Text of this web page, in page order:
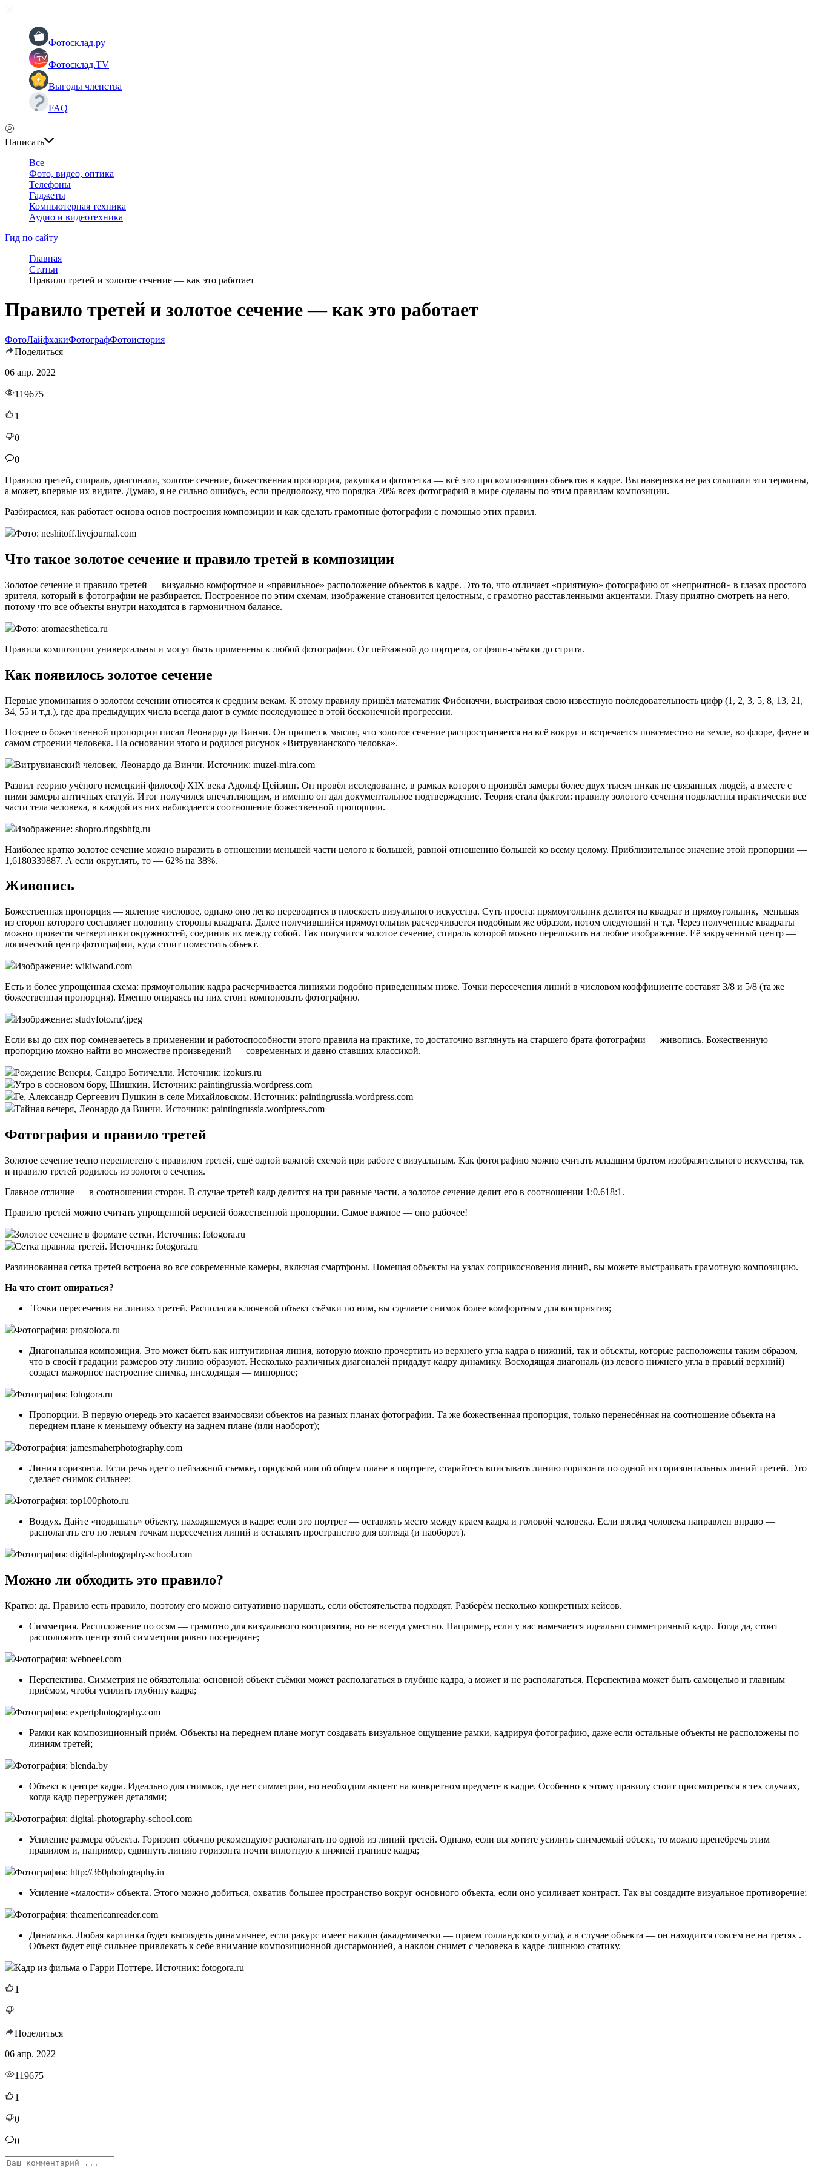
Фотосклад.ру
Фотосклад.TV
Выгоды членства
FAQ
Написать
Все
Фото, видео, оптика
Телефоны
Гаджеты
Компьютерная техника
Аудио и видеотехника
Гид по сайту
Главная
Статьи
Правило третей и золотое сечение — как это работает
Правило третей и золотое сечение — как это работает
ФотоЛайфхакиФотографФотоистория
Поделиться
06 апр. 2022
119675
1
0
0
Правило третей, спираль, диагонали, золотое сечение, божественная пропорция, ракушка и фотосетка — всё это про композицию объектов в кадре. Вы наверняка не раз слышали эти термины,
а может, впервые их видите. Думаю, я не сильно ошибусь, если предположу, что порядка 70% всех фотографий в мире сделаны по этим правилам композиции.
Разбираемся, как работает основа основ построения композиции и как сделать грамотные фотографии с помощью этих правил.
Фото: neshitoff.livejournal.com
Что такое золотое сечение и правило третей в композиции
Золотое сечение и правило третей — визуально комфортное и «правильное» расположение объектов в кадре. Это то, что отличает «приятную» фотографию от «неприятной» в глазах простого
зрителя, который в фотографии не разбирается. Построенное по этим схемам, изображение становится целостным, с грамотно расставленными акцентами. Глазу приятно смотреть на него,
потому что все объекты внутри находятся в гармоничном балансе.
Фото: aromaesthetica.ru
Правила композиции универсальны и могут быть применены к любой фотографии. От пейзажной до портрета, от фэшн-съёмки до стрита.
Как появилось золотое сечение
Первые упоминания о золотом сечении относятся к средним векам. К этому правилу пришёл математик Фибоначчи, выстраивая свою известную последовательность цифр (1, 2, 3, 5, 8, 13, 21,
34, 55 и т.д.), где два предыдущих числа всегда дают в сумме последующее в этой бесконечной прогрессии.
Позднее о божественной пропорции писал Леонардо да Винчи. Он пришел к мысли, что золотое сечение распространяется на всё вокруг и встречается повсеместно на земле, во флоре, фауне и
самом строении человека. На основании этого и родился рисунок «Витрувианского человка».
Витрувианский человек, Леонардо да Винчи. Источник: muzei-mira.com
Развил теорию учёного немецкий философ XIX века Адольф Цейзинг. Он провёл исследование, в рамках которого произвёл замеры более двух тысяч никак не связанных людей, а вместе с
ними замеры античных статуй. Итог получился впечатляющим, и именно он дал документальное подтверждение. Теория стала фактом: правилу золотого сечения подвластны практически все
части тела человека, в каждой из них наблюдается соотношение божественной пропорции.
Изображение: shopro.ringsbhfg.ru
Наиболее кратко золотое сечение можно выразить в отношении меньшей части целого к большей, равной отношению большей ко всему целому. Приблизительное значение этой пропорции —
1,6180339887. А если округлять, то — 62% на 38%.
Живопись
Божественная пропорция — явление числовое, однако оно легко переводится в плоскость визуального искусства. Суть проста: прямоугольник делится на квадрат и прямоугольник, меньшая
из сторон которого составляет половину стороны квадрата. Далее получившийся прямоугольник расчерчивается подобным же образом, потом следующий и т.д. Через полученные квадраты
можно провести четвертинки окружностей, соединив их между собой. Так получится золотое сечение, спираль которой можно переложить на любое изображение. Её закрученный центр —
логический центр фотографии, куда стоит поместить объект.
Изображение: wikiwand.com
Есть и более упрощённая схема: прямоугольник кадра расчерчивается линиями подобно приведенным ниже. Точки пересечения линий в числовом коэффициенте составят 3/8 и 5/8 (та же
божественная пропорция). Именно опираясь на них стоит компоновать фотографию.
Изображение: studyfoto.ru/.jpeg
Если вы до сих пор сомневаетесь в применении и работоспособности этого правила на практике, то достаточно взглянуть на старшего брата фотографии — живопись. Божественную
пропорцию можно найти во множестве произведений — современных и давно ставших классикой.
Рождение Венеры, Сандро Ботичелли. Источник: izokurs.ru
Утро в сосновом бору, Шишкин. Источник: paintingrussia.wordpress.com
Ге, Александр Сергеевич Пушкин в селе Михайловском. Источник: paintingrussia.wordpress.com
Тайная вечеря, Леонардо да Винчи. Источник: paintingrussia.wordpress.com
Фотография и правило третей
Золотое сечение тесно переплетено с правилом третей, ещё одной важной схемой при работе с визуальным. Как фотографию можно считать младшим братом изобразительного искусства, так
и правило третей родилось из золотого сечения.
Главное отличие — в соотношении сторон. В случае третей кадр делится на три равные части, а золотое сечение делит его в соотношении 1:0.618:1.
Правило третей можно считать упрощенной версией божественной пропорции. Самое важное — оно рабочее!
Золотое сечение в формате сетки. Источник: fotogora.ru
Сетка правила третей. Источник: fotogora.ru
Разлинованная сетка третей встроена во все современные камеры, включая смартфоны. Помещая объекты на узлах соприкосновения линий, вы можете выстраивать грамотную композицию.
На что стоит опираться?
Точки пересечения на линиях третей. Располагая ключевой объект съёмки по ним, вы сделаете снимок более комфортным для восприятия;
Фотография: prostoloca.ru
Диагональная композиция. Это может быть как интуитивная линия, которую можно прочертить из верхнего угла кадра в нижний, так и объекты, которые расположены таким образом,
что в своей градации размеров эту линию образуют. Несколько различных диагоналей придадут кадру динамику. Восходящая диагональ (из левого нижнего угла в правый верхний)
создаст мажорное настроение снимка, нисходящая — минорное;
Фотография: fotogora.ru
Пропорции. В первую очередь это касается взаимосвязи объектов на разных планах фотографии. Та же божественная пропорция, только перенесённая на соотношение объекта на
переднем плане к меньшему объекту на заднем плане (или наоборот);
Фотография: jamesmaherphotography.com
Линия горизонта. Если речь идет о пейзажной съемке, городской или об общем плане в портрете, старайтесь вписывать линию горизонта по одной из горизонтальных линий третей. Это
сделает снимок сильнее;
Фотография: top100photo.ru
Воздух. Дайте «подышать» объекту, находящемуся в кадре: если это портрет — оставлять место между краем кадра и головой человека. Если взгляд человека направлен вправо —
располагать его по левым точкам пересечения линий и оставлять пространство для взгляда (и наоборот).
Фотография: digital-photography-school.com
Можно ли обходить это правило?
Кратко: да. Правило есть правило, поэтому его можно ситуативно нарушать, если обстоятельства подходят. Разберём несколько конкретных кейсов.
Симметрия. Расположение по осям — грамотно для визуального восприятия, но не всегда уместно. Например, если у вас намечается идеально симметричный кадр. Тогда да, стоит
расположить центр этой симметрии ровно посередине;
Фотография: webneel.com
Перспектива. Симметрия не обязательна: основной объект съёмки может располагаться в глубине кадра, а может и не располагаться. Перспектива может быть самоцелью и главным
приёмом, чтобы усилить глубину кадра;
Фотография: expertphotography.com
Рамки как композиционный приём. Объекты на переднем плане могут создавать визуальное ощущение рамки, кадрируя фотографию, даже если остальные объекты не расположены по
линиям третей;
Фотография: blenda.by
Объект в центре кадра. Идеально для снимков, где нет симметрии, но необходим акцент на конкретном предмете в кадре. Особенно к этому правилу стоит присмотреться в тех случаях,
когда кадр перегружен деталями;
Фотография: digital-photography-school.com
Усиление размера объекта. Горизонт обычно рекомендуют располагать по одной из линий третей. Однако, если вы хотите усилить снимаемый объект, то можно пренебречь этим
правилом и, например, сдвинуть линию горизонта почти вплотную к нижней границе кадра;
Фотография: http://360photography.in
Усиление «малости» объекта. Этого можно добиться, охватив большее пространство вокруг основного объекта, если оно усиливает контраст. Так вы создадите визуальное противоречие;
Фотография: theamericanreader.com
Динамика. Любая картинка будет выглядеть динамичнее, если ракурс имеет наклон (академически — прием голландского угла), а в случае объекта — он находится совсем не на третях .
Объект будет ещё сильнее привлекать к себе внимание композиционной дисгармонией, а наклон снимет с человека в кадре лишнюю статику.
Кадр из фильма о Гарри Поттере. Источник: fotogora.ru
1
Поделиться
06 апр. 2022
119675
1
0
0